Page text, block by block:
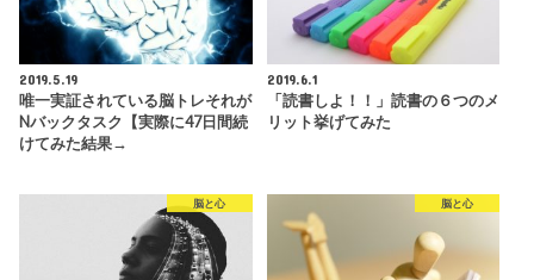
2019.5.19
唯一実証されている脳トレそれが
Nバックタスク【実際に47日間続
けてみた結果→
2019.6.1
「読書しよ！！」読書の６つのメ
リット挙げてみた
脳と心 脳と心